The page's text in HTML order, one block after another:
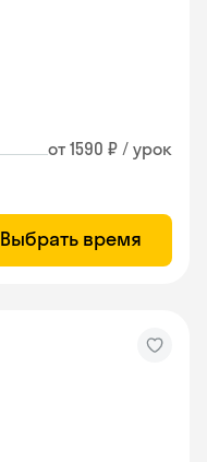
от 1590 ₽ / урок
Выбрать время